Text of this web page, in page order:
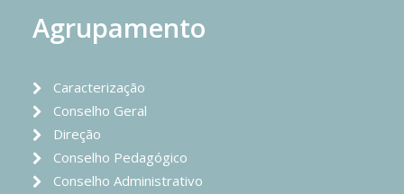
Agrupamento
Caracterização
Conselho Geral
Direção
Conselho Pedagógico
Conselho Administrativo